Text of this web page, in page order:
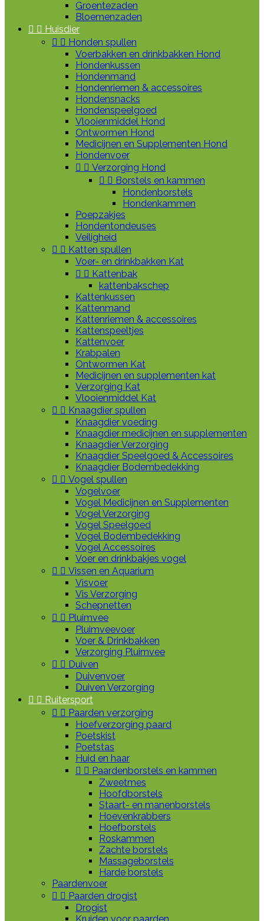
Groentezaden
Bloemenzaden
  Huisdier
  Honden spullen
Voerbakken en drinkbakken Hond
Hondenkussen
Hondenmand
Hondenriemen & accessoires
Hondensnacks
Hondenspeelgoed
Vlooienmiddel Hond
Ontwormen Hond
Medicijnen en Supplementen Hond
Hondenvoer
  Verzorging Hond
  Borstels en kammen
Hondenborstels
Hondenkammen
Poepzakjes
Hondentondeuses
Veiligheid
  Katten spullen
Voer- en drinkbakken Kat
  Kattenbak
kattenbakschep
Kattenkussen
Kattenmand
Kattenriemen & accessoires
Kattenspeeltjes
Kattenvoer
Krabpalen
Ontwormen Kat
Medicijnen en supplementen kat
Verzorging Kat
Vlooienmiddel Kat
  Knaagdier spullen
Knaagdier voeding
Knaagdier medicijnen en supplementen
Knaagdier Verzorging
Knaagdier Speelgoed & Accessoires
Knaagdier Bodembedekking
  Vogel spullen
Vogelvoer
Vogel Medicijnen en Supplementen
Vogel Verzorging
Vogel Speelgoed
Vogel Bodembedekking
Vogel Accessoires
Voer en drinkbakjes vogel
  Vissen en Aquarium
Visvoer
Vis Verzorging
Schepnetten
  Pluimvee
Pluimveevoer
Voer & Drinkbakken
Verzorging Pluimvee
  Duiven
Duivenvoer
Duiven Verzorging
  Ruitersport
  Paarden verzorging
Hoefverzorging paard
Poetskist
Poetstas
Huid en haar
  Paardenborstels en kammen
Zweetmes
Hoofdborstels
Staart- en manenborstels
Hoevenkrabbers
Hoefborstels
Roskammen
Zachte borstels
Massageborstels
Harde borstels
Paardenvoer
  Paarden drogist
Drogist